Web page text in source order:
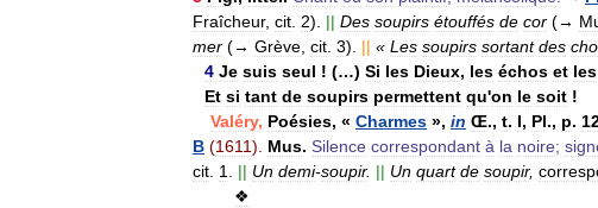
Fraîcheur, cit. 2). || Des soupirs étouffés de cor (→
mer (→ Grève, cit. 3). || « Les soupirs sortant des
4 Je suis seul ! (…) Si les Dieux, les échos et les
Et si tant de soupirs permettent qu'on le soit !
Valéry, Poésies, « Charmes », in Œ., t. I, Pl., p.
B (1611). Mus. Silence correspondant à la noire;
cit. 1. || Un demi-soupir. || Un quart de soupir,
❖